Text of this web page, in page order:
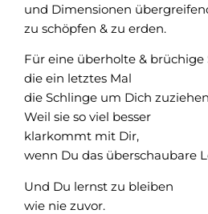
und Dimensionen
zu schöpfen & zu erden.
Für eine überholte & brüchige
die ein letztes Mal
die Schlinge um Dich
Weil sie so viel besser
klarkommt mit Dir,
wenn Du das überschaubare
Und Du lernst zu bleiben
wie nie zuvor.